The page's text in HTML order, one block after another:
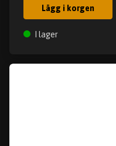
Lägg i korgen
I lager